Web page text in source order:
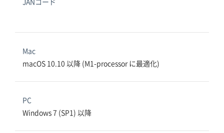
Mac
macOS 10.10 以降 (M1-processor に最適化)
PC
Windows 7 (SP1) 以降